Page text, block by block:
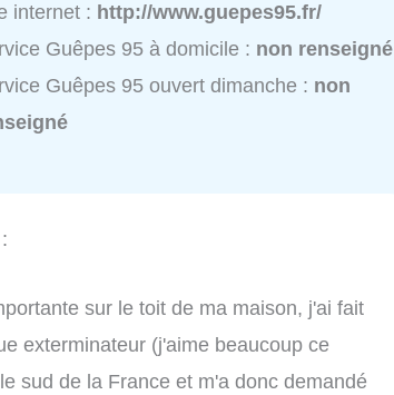
internet : http://www.guepes95.fr/
Guêpes 95 à domicile : non renseigné
Guêpes 95 ouvert dimanche : non
:
sur le toit de ma maison, j'ai fait
exterminateur (j'aime beaucoup ce
sud de la France et m'a donc demandé